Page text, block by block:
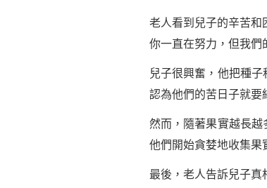
老人看到兒子的辛苦和
你一直在努力，但我們
兒子很興奮，他把種
認為他們的苦日子就要
然而，隨著果實越長越
他們開始貪婪地收集果
最後，老人告訴兒子真